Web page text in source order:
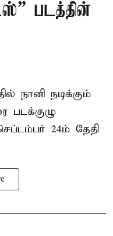
படத்தின்
நானி நடிக்கும்
படக்குழு
24ம் தேதி